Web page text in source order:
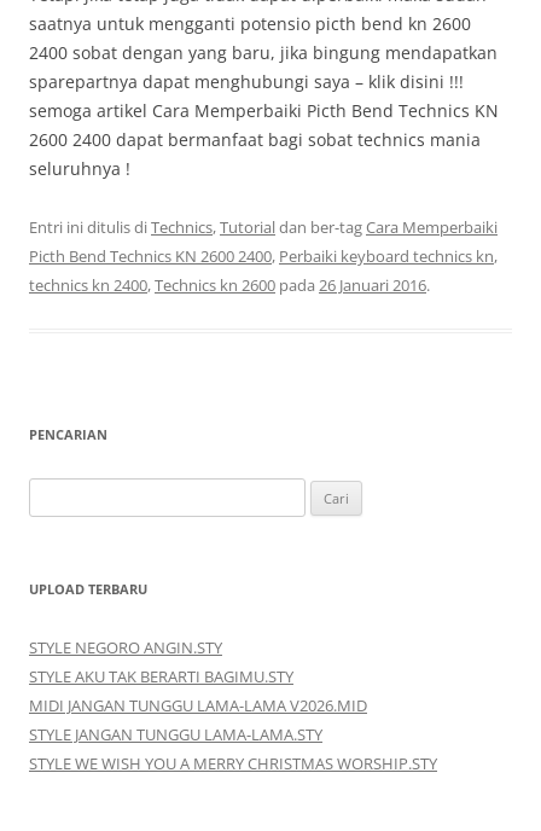
saatnya untuk mengganti potensio picth bend kn 2600
2400 sobat dengan yang baru, jika bingung mendapatkan
sparepartnya dapat menghubungi saya – klik disini !!!
semoga artikel Cara Memperbaiki Picth Bend Technics KN
2600 2400 dapat bermanfaat bagi sobat technics mania
seluruhnya !
Entri ini ditulis diTechnics,Tutorialdan ber-tagCara Memperbaiki
Picth Bend Technics KN 2600 2400, Perbaiki keyboard technics kn,
technics kn 2400,Technics kn 2600 pada 26 Januari 2016.
PENCARIAN
untuk:
UPLOAD TERBARU
STYLE NEGORO ANGIN.STY
STYLE AKU TAK BERARTI BAGIMU.STY
MIDI JANGAN TUNGGU LAMA-LAMA V2026.MID
STYLE JANGAN TUNGGU LAMA-LAMA.STY
STYLE WE WISH YOU A MERRY CHRISTMAS WORSHIP.STY